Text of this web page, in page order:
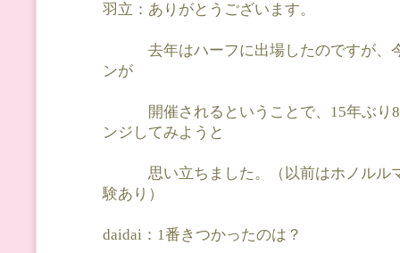
羽立：ありがとうございます。
去年はハーフに出場したのですが、
ンが
開催されるということで、15年ぶり8
ンジしてみようと
思い立ちました。（以前はホノルル
験あり）
daidai：1番きつかったのは？